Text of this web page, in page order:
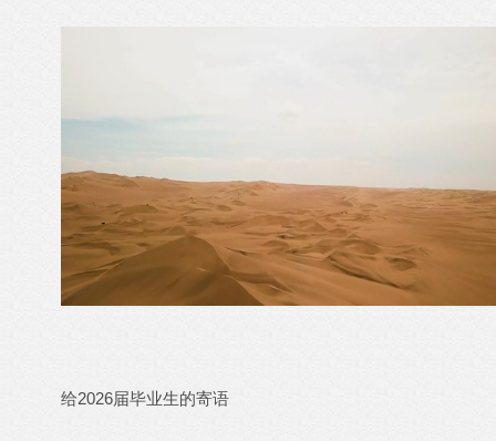
给2026届毕业生的寄语